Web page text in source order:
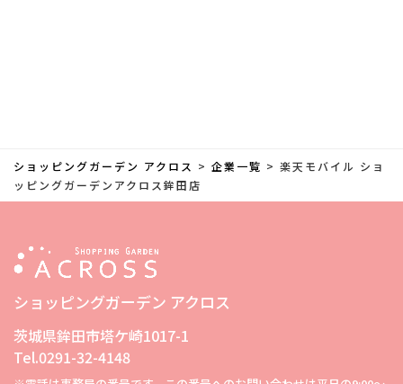
ショッピングガーデン アクロス > 企業一覧 > 楽天モバイル ショ
ッピングガーデンアクロス鉾田店
ショッピングガーデン アクロス
茨城県鉾田市塔ケ崎1017-1
Tel.0291-32-4148